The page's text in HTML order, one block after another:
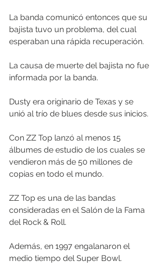
La banda comunicó entonces que su
bajista tuvo un problema, del cual
esperaban una rápida recuperación.
La causa de muerte del bajista no fue
informada por la banda.
Dusty era originario de Texas y se
unió al trío de blues desde sus inicios.
Con ZZ Top lanzó al menos 15
álbumes de estudio de los cuales se
vendieron más de 50 millones de
copias en todo el mundo.
ZZ Top es una de las bandas
consideradas en el Salón de la Fama
del Rock & Roll.
Además, en 1997 engalanaron el
medio tiempo del Super Bowl.